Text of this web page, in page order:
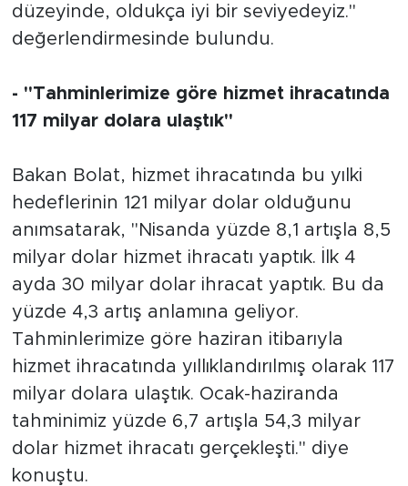
düzeyinde, oldukça iyi bir seviyedeyiz."
değerlendirmesinde bulundu.
- "Tahminlerimize göre hizmet ihracatında
117 milyar dolara ulaştık"
Bakan Bolat, hizmet ihracatında bu yılki
hedeflerinin 121 milyar dolar olduğunu
anımsatarak, "Nisanda yüzde 8,1 artışla 8,5
milyar dolar hizmet ihracatı yaptık. İlk 4
ayda 30 milyar dolar ihracat yaptık. Bu da
yüzde 4,3 artış anlamına geliyor.
Tahminlerimize göre haziran itibarıyla
hizmet ihracatında yıllıklandırılmış olarak 117
milyar dolara ulaştık. Ocak-haziranda
tahminimiz yüzde 6,7 artışla 54,3 milyar
dolar hizmet ihracatı gerçekleşti." diye
konuştu.